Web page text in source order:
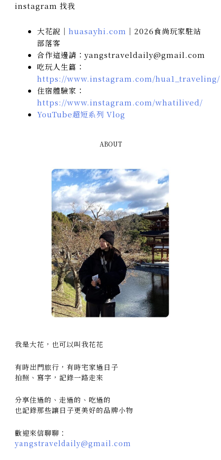
instagram 找我
大花說｜ huasayhi.com ｜2026食尚玩家駐站
部落客
合作這邊請：yangstraveldaily@gmail.com
吃玩人生篇：
https://www.instagram.com/hua1_traveling/
住宿體驗家：
https://www.instagram.com/whatilived/
YouTube超短系列 Vlog
ABOUT
我是大花，也可以叫我花花
有時出門旅行，有時宅家過日子
拍照、寫字，記錄一路走來
分享住過的、走過的、吃過的
也記錄那些讓日子更美好的品牌小物
歡迎來信聊聊：
yangstraveldaily@gmail.com